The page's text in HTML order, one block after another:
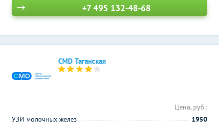
+7 495 132-48-68
CMD Таганская
Цена, руб.:
УЗИ молочных желез
1950